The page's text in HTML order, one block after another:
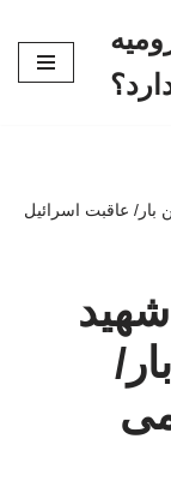
عاقبت اسرائیل